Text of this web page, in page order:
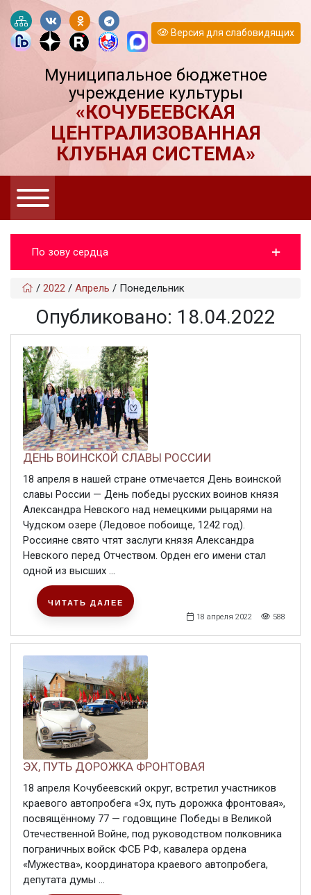
Версия для слабовидящих
Муниципальное бюджетное
учреждение культуры
«КОЧУБЕЕВСКАЯ
ЦЕНТРАЛИЗОВАННАЯ
КЛУБНАЯ СИСТЕМА»
По зову сердца
/ 2022 / Апрель / Понедельник
Опубликовано: 18.04.2022
ДЕНЬ ВОИНСКОЙ СЛАВЫ РОССИИ
18 апреля в нашей стране отмечается День воинской
славы России — День победы русских воинов князя
Александра Невского над немецкими рыцарями на
Чудском озере (Ледовое побоище, 1242 год).
Россияне свято чтят заслуги князя Александра
Невского перед Отчеством. Орден его имени стал
одной из высших ...
18 апреля 2022 588
ЧИТАТЬ ДАЛЕЕ
ЭХ, ПУТЬ ДОРОЖКА ФРОНТОВАЯ
18 апреля Кочубеевский округ, встретил участников
краевого автопробега «Эх, путь дорожка фронтовая»,
посвящённому 77 — годовщине Победы в Великой
Отечественной Войне, под руководством полковника
пограничных войск ФСБ РФ, кавалера ордена
«Мужества», координатора краевого автопробега,
депутата думы ...